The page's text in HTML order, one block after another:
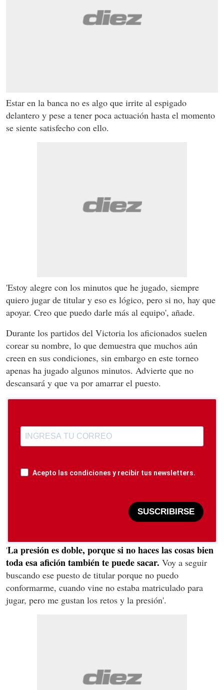
Estar en la banca no es algo que irrite al espigado
delantero y pese a tener poca actuación hasta el momento
se siente satisfecho con ello.
'Estoy alegre con los minutos que he jugado, siempre
quiero jugar de titular y eso es lógico, pero si no, hay que
apoyar. Creo que puedo darle más al equipo', añade.
Durante los partidos del Victoria los aficionados suelen
corear su nombre, lo que demuestra que muchos aún
creen en sus condiciones, sin embargo en este torneo
apenas ha jugado algunos minutos. Advierte que no
descansará y que va por amarrar el puesto.
Acepto las condiciones y recibir tus newsletters.
SUSCRIBIRSE
'La presión es doble, porque si no haces las cosas bien
toda esa afición también te puede sacar. Voy a seguir
buscando ese puesto de titular porque no puedo
conformarme, cuando vine no estaba matriculado para
jugar, pero me gustan los retos y la presión'.